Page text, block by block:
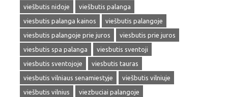
viešbutis nidoje
viešbutis palanga
viesbutis palanga kainos
viešbutis palangoje
viesbutis palangoje prie juros
viesbutis prie juros
viesbutis spa palanga
viesbutis sventoji
viesbutis sventojoje
viesbutis tauras
viesbutis vilniaus senamiestyje
viešbutis vilniuje
viešbutis vilnius
viezbuciai palangoje